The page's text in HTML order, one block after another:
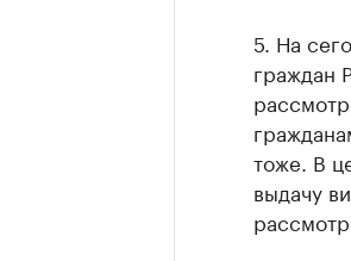
5. На
граждан
тоже. В
выдачу